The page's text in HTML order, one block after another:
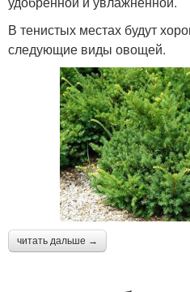
В тенистых местах будут
следующие виды овощей.
читать дальше →